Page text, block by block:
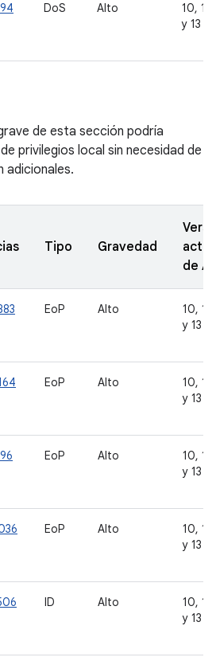
DoS Alto
10,
y 13
de esta sección podría
privilegios local sin necesidad de
adicionales.
Tipo Gravedad
de
EoP Alto
10,
y 13
EoP Alto
10,
y 13
EoP Alto
10,
y 13
EoP Alto
10,
y 13
ID Alto
10,
y 13